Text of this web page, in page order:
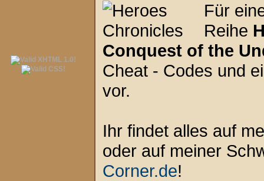
Für
Reihe
Conquest of the
Cheat - Codes und
vor.
Ihr findet alles auf
oder auf meiner
Corner.de!